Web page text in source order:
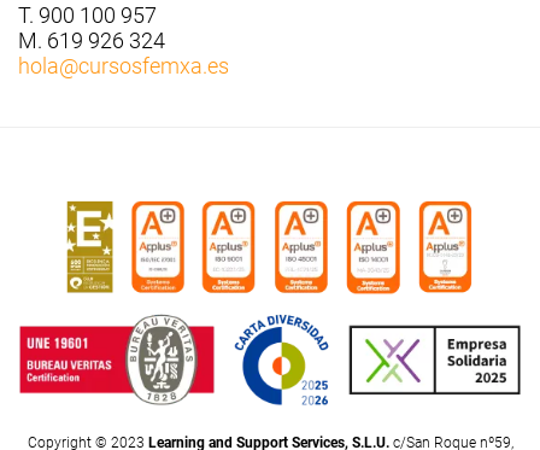
T. 900 100 957
M. 619 926 324
hola@cursosfemxa.es
Copyright © 2023 Learning and Support Services, S.L.U.c/San Roque nº59,